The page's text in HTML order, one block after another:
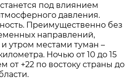
под влиянием
давления.
Преимущественно без
направлений,
утром местами туман –
Ночью от 10 до 15
от +22 по востоку страны до